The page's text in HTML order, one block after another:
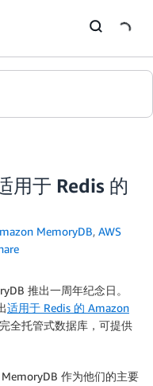
用于 Redis 的
MemoryDB, AWS
推出一周年纪念日。
适用于 Redis 的 Amazon
全托管式数据库，可提供
作为他们的主要